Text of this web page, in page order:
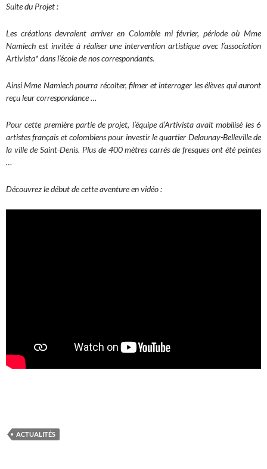
Suite du Projet :
Les créations devraient arriver en Colombie mi février, période où Mme
Namiech est invitée à réaliser une intervention artistique avec l’association
Artivista* dans l’école de nos correspondants.
Ainsi Mme Namiech pourra récolter, filmer et interroger les élèves qui auront
reçu leur correspondance …
Pour cette première partie de projet, l’équipe d’Artivista avait mobilisé les 6
artistes français et colombiens pour investir le quartier Delaunay-Belleville de
la ville de Saint-Denis. Plus de 400 mètres carrés de fresques ont été peintes
…
Découvrez le début de cette aventure en vidéo :
ACTUALITÉS